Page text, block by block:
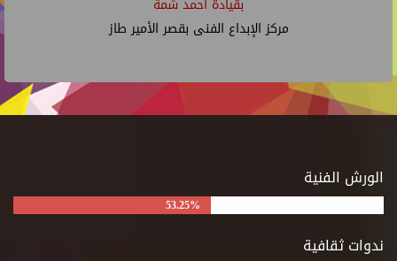
بقيادة أحمد شمة
مركز الإبداع الفنى بقصر الأمير طاز
الورش الفنية
53.25%
ندوات ثقافية